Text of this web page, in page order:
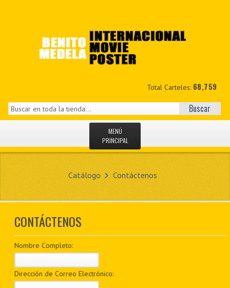
Total Carteles: 68,759
Buscar
MENÚ
PRINCIPAL
MIS DATOS
CUSTOM PDF
Catálogo Contáctenos
CONTÁCTENOS
Nombre Completo:
Dirección de Correo Electrónico: